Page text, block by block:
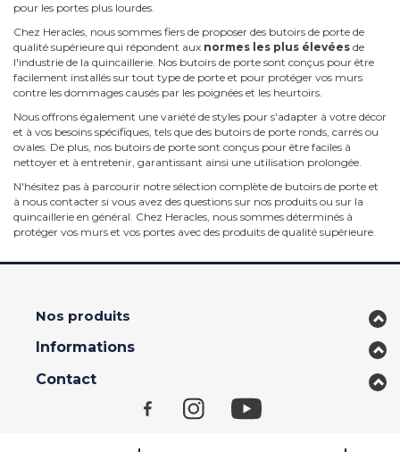
pour les portes plus lourdes.
Chez Heracles, nous sommes fiers de proposer des butoirs de porte de
qualité supérieure qui répondent aux normes les plus élevées de
l'industrie de la quincaillerie. Nos butoirs de porte sont conçus pour être
facilement installés sur tout type de porte et pour protéger vos murs
contre les dommages causés par les poignées et les heurtoirs.
Nous offrons également une variété de styles pour s'adapter à votre décor
et à vos besoins spécifiques, tels que des butoirs de porte ronds, carrés ou
ovales. De plus, nos butoirs de porte sont conçus pour être faciles à
nettoyer et à entretenir, garantissant ainsi une utilisation prolongée.
N'hésitez pas à parcourir notre sélection complète de butoirs de porte et
à nous contacter si vous avez des questions sur nos produits ou sur la
quincaillerie en général. Chez Heracles, nous sommes déterminés à
protéger vos murs et vos portes avec des produits de qualité supérieure.
Nos produits
Informations
Contact